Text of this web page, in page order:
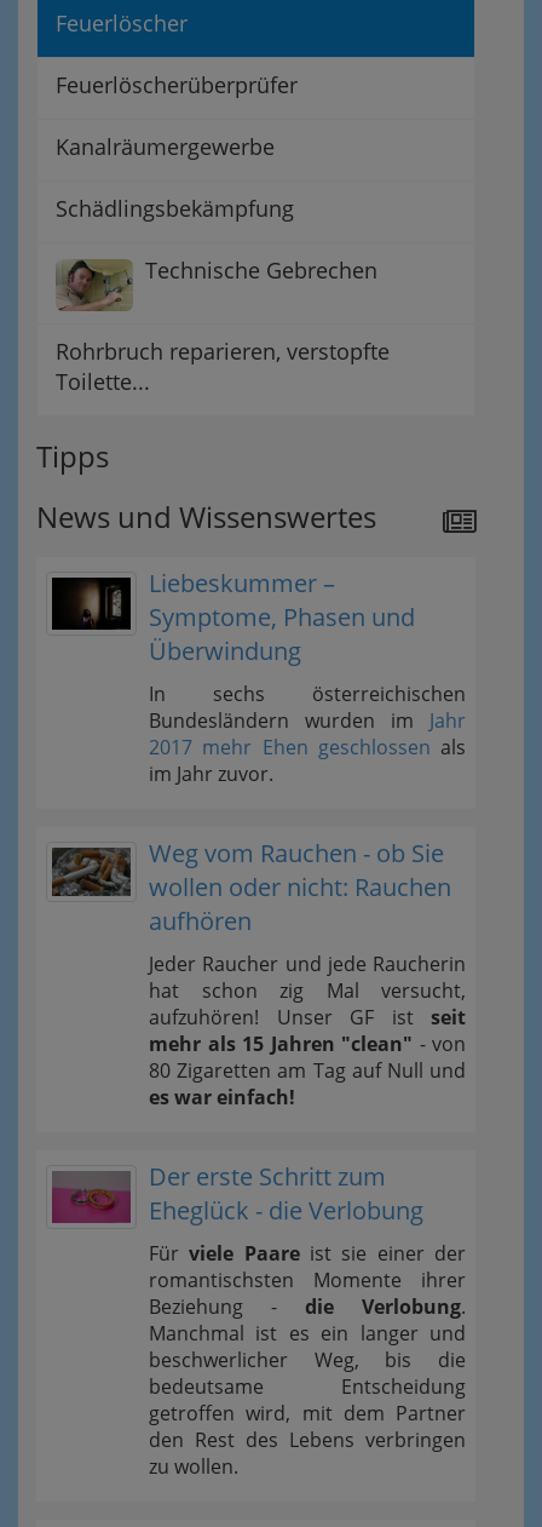
Feuerlöscher
Feuerlöscherüberprüfer
Kanalräumergewerbe
Schädlingsbekämpfung
Technische Gebrechen
Rohrbruch reparieren, verstopfte
Toilette...
Tipps
News und Wissenswertes
Liebeskummer –
Symptome, Phasen und
Überwindung
In sechs österreichischen
Bundesländern wurden im Jahr
2017 mehr Ehen geschlossen als
im Jahr zuvor.
Weg vom Rauchen - ob Sie
wollen oder nicht: Rauchen
aufhören
Jeder Raucher und jede Raucherin
hat schon zig Mal versucht,
aufzuhören! Unser GF ist seit
mehr als 15 Jahren "clean" - von
80 Zigaretten am Tag auf Null und
es war einfach!
Der erste Schritt zum
Eheglück - die Verlobung
Fürviele Paareist sie einer der
romantischsten Momente ihrer
Beziehung - die Verlobung.
Manchmal ist es ein langer und
beschwerlicher Weg, bis die
bedeutsame Entscheidung
getroffen wird, mit dem Partner
den Rest des Lebens verbringen
zu wollen.